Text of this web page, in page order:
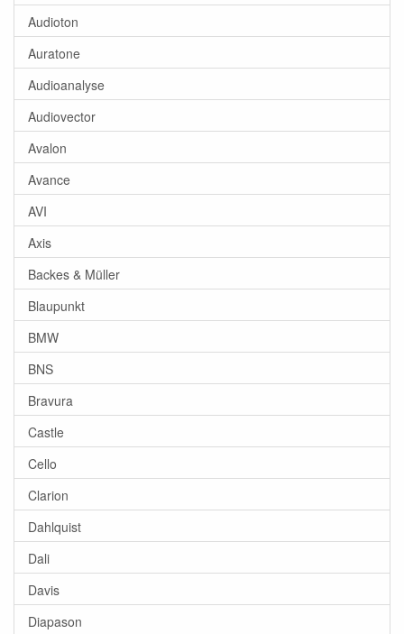
Audioton
Auratone
Audioanalyse
Audiovector
Avalon
Avance
AVI
Axis
Backes & Müller
Blaupunkt
BMW
BNS
Bravura
Castle
Cello
Clarion
Dahlquist
Dali
Davis
Diapason